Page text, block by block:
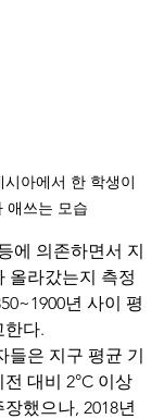
아에서 한 학생이
애쓰는 모습
에 의존하면서 지
올라갔는지 측정
년 사이 평
한다.
들은 지구 평균 기
대비 2°C 이상
했으나, 2018년